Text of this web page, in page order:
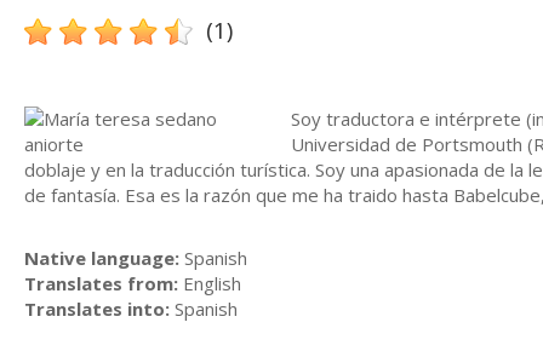
(1)
Soy traductora e intérprete
Universidad de Portsmouth
doblaje y en la traducción turística. Soy una apasionada de
de fantasía. Esa es la razón que me ha traido hasta
Native language: Spanish
Translates from: English
Translates into: Spanish